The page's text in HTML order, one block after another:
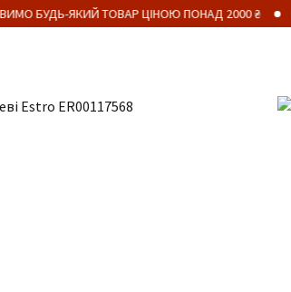
БУДЬ-ЯКИЙ ТОВАР ЦІНОЮ ПОНАД 2000 ₴